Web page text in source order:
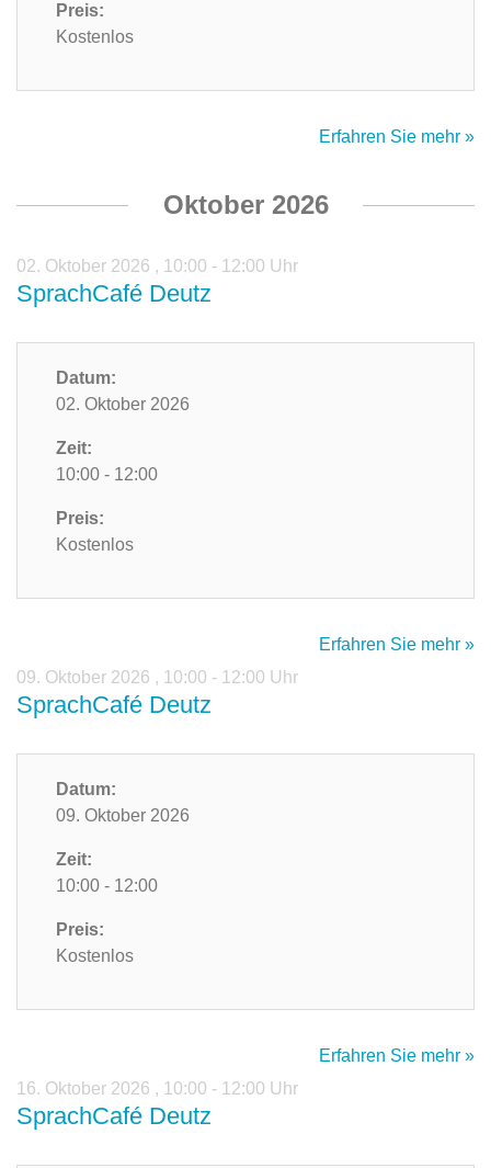
Preis:
Kostenlos
Erfahren Sie mehr »
Oktober 2026
02. Oktober 2026 , 10:00 - 12:00 Uhr
SprachCafé Deutz
Datum:
02. Oktober 2026
Zeit:
10:00 - 12:00
Preis:
Kostenlos
Erfahren Sie mehr »
09. Oktober 2026 , 10:00 - 12:00 Uhr
SprachCafé Deutz
Datum:
09. Oktober 2026
Zeit:
10:00 - 12:00
Preis:
Kostenlos
Erfahren Sie mehr »
16. Oktober 2026 , 10:00 - 12:00 Uhr
SprachCafé Deutz